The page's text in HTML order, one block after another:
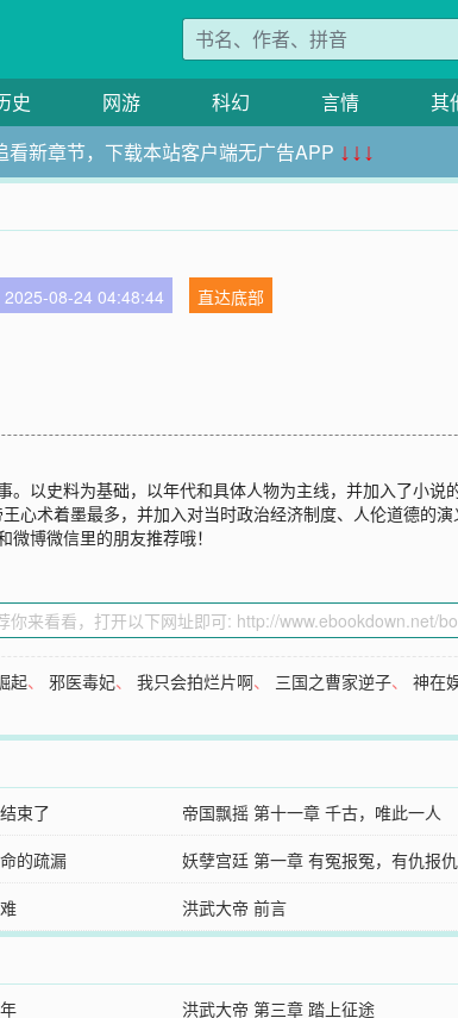
史 网游 科幻 言情 其
看新章节，下载本站客户端无广告APP ↓↓↓
2025-08-24 04:48:44
直达底部
以史料为基础，以年代和具体人物为主线，并加入了小
术着墨最多，并加入对当时政治经济制度、人伦道德的演
博微信里的朋友推荐哦！
起、邪医毒妃、我只会拍烂片啊、 三国之曹家逆子、神在
束了 帝国飘摇 第十一章 千古，唯此一人
的疏漏 妖孽宫廷 第一章 有冤报冤，有仇报仇
洪武大帝 前言
洪武大帝 第三章 踏上征途